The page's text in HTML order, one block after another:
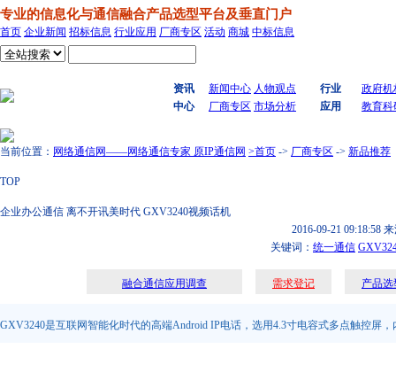
专业的信息化与通信融合产品选型平台及垂直门户
首页 企业新闻 招标信息 行业应用 厂商专区 活动 商城 中标信息
资讯
中心
新闻中心 人物观点
厂商专区 市场分析
行业
应用
政府
教育
当前位置： 网络通信网——网络通信专家 原IP通信网 >首页 -> 厂商专区 -> 新品推荐
TOP
企业办公通信 离不开讯美时代 GXV3240视频话机
2016-09-21 09:18:58来
关键词： 统一通信
融合通信应用调查 需求登记 产品选
GXV3240是互联网智能化时代的高端Android IP电话，选用4.3寸电容式多点触控屏